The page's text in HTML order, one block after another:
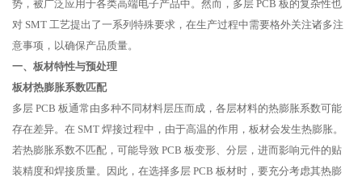
势，被广泛应用于各类高端电子产品中。然而，多层 PCB 板的复杂性也
对 SMT 工艺提出了一系列特殊要求，在生产过程中需要格外关注诸多注
意事项，以确保产品质量。
一、板材特性与预处理
板材热膨胀系数匹配
多层 PCB 板通常由多种不同材料层压而成，各层材料的热膨胀系数可能
存在差异。在 SMT 焊接过程中，由于高温的作用，板材会发生热膨胀。
若热膨胀系数不匹配，可能导致 PCB 板变形、分层，进而影响元件的贴
装精度和焊接质量。因此，在选择多层 PCB 板材时，要充分考虑其热膨